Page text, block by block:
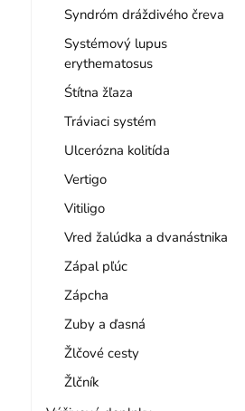
Syndróm dráždivého čreva
Systémový lupus
erythematosus
Śtítna žľaza
Tráviaci systém
Ulcerózna kolitída
Vertigo
Vitiligo
Vred žalúdka a dvanástnika
Zápal pľúc
Zápcha
Zuby a ďasná
Žlčové cesty
Žlčník